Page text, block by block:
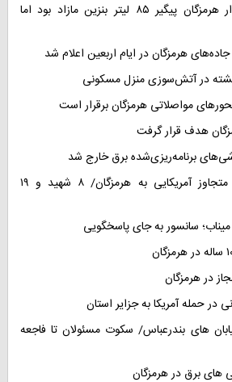
نماینده مجلس: استاندار هرمزگان پیگیر ۸۵ لیتر بنزین مازاد بود اما
هرمزگان در ایام اربعین اعلام شد
مواصلاتی هرمزگان برقرار است
هدف قرار گرفت
برنامه‌ریزی‌شده برق خارج شد
ادامه حملات نیروهای متجاوز آمریکایی به هرمزگان/ ۸ شهید و ۱۹
میناب؛ سانسور به جای پاسخگویی
در حمله آمریکا به جزایر استان
های بندرعباس/ سکوت مسئولان تا فاجعه
های برق در هرمزگان